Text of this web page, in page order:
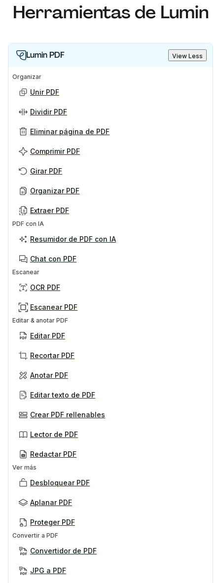
Herramientas de Lumin
Lumin PDF View Less
Organizar
Unir PDF
Dividir PDF
Eliminar página de PDF
Comprimir PDF
Girar PDF
Organizar PDF
Extraer PDF
PDF con IA
Resumidor de PDF con IA
Chat con PDF
Escanear
OCR PDF
Escanear PDF
Editar & anotar PDF
Editar PDF
Recortar PDF
Anotar PDF
Editar texto de PDF
Crear PDF rellenables
Lector de PDF
Redactar PDF
Ver más
Desbloquear PDF
Aplanar PDF
Proteger PDF
Convertir a PDF
Convertidor de PDF
JPG a PDF